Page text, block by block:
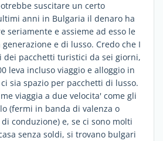
suscitare un certo
anni in Bulgaria il denaro ha
seriamente e assieme ad esso le
e di lusso. Credo che I
dei pacchetti turistici da sei giorni,
leva incluso viaggio e alloggio in
sia spazio per pacchetti di lusso.
viaggia a due velocita' come gli
(fermi in banda di valenza o
conduzione) e, se ci sono molti
senza soldi, si trovano bulgari